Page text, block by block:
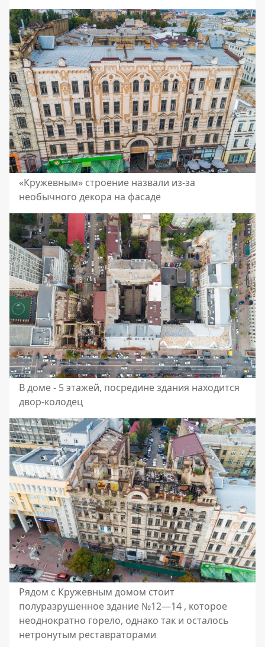
«Кружевным» строение назвали из-за
необычного декора на фасаде
В доме - 5 этажей, посредине здания находится
двор-колодец
Рядом с Кружевным домом стоит
полуразрушенное здание №12—14 , которое
неоднократно горело, однако так и осталось
нетронутым реставраторами